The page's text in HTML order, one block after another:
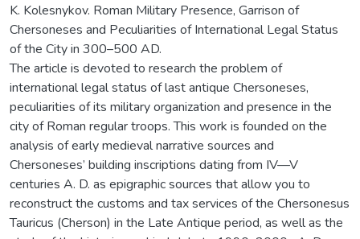
K. Kolesnykov. Roman Military Presence, Garrison of
Chersoneses and Peculiarities of International Legal Status
of the City in 300–500 AD.
The article is devoted to research the problem of
international legal status of last antique Chersoneses,
peculiarities of its military organization and presence in the
city of Roman regular troops. This work is founded on the
analysis of early medieval narrative sources and
Chersoneses’ building inscriptions dating from IV—V
centuries A. D. as epigraphic sources that allow you to
reconstruct the customs and tax services of the Chersonesus
Tauricus (Cherson) in the Late Antique period, as well as the